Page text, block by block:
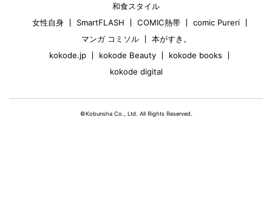
和食スタイル
女性自身
SmartFLASH COMIC熱帯
comic Pureri
マンガ コミソル
本がすき。
kokode.jp
kokode Beauty
kokode books
kokode digital
©Kobunsha Co., Ltd. All Rights Reserved.